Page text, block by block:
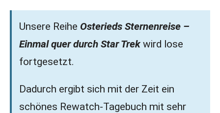
Unsere Reihe Osterieds Sternenreise –
Einmal quer durch Star Trekwird lose
fortgesetzt.
Dadurch ergibt sich mit der Zeit ein
schönes Rewatch-Tagebuch mit sehr